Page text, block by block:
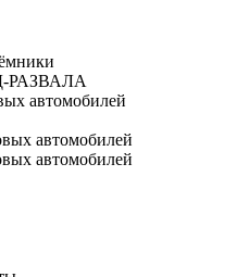
РАЗВАЛА
автомобилей
автомобилей
автомобилей